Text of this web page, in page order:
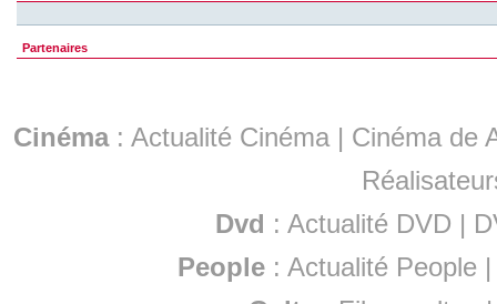
Partenaires
Cinéma: Actualité Cinéma | Cinéma de
Dvd : Actualité DVD |
People :Actualité People